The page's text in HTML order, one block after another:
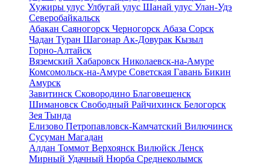
Хужиры улус Улбугай улус Шанай улус Улан-Удэ
Северобайкальск
Абакан Саяногорск Черногорск Абаза Сорск
Чадан Туран Шагонар Ак-Довурак Кызыл
Горно-Алтайск
Вяземский Хабаровск Николаевск-на-Амуре
Комсомольск-на-Амуре Советская Гавань Бикин
Амурск
Завитинск Сковородино Благовещенск
Шимановск Свободный Райчихинск Белогорск
Зея Тында
Елизово Петропавловск-Камчатский Вилючинск
Сусуман Магадан
Алдан Томмот Верхоянск Вилюйск Ленск
Мирный Удачный Нюрба Среднеколымск